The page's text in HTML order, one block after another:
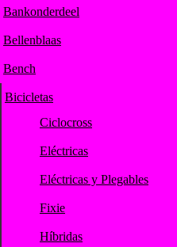
Bankonderdeel
Bellenblaas
Bench
Bicicletas
Ciclocross
Eléctricas
Eléctricas y Plegables
Fixie
Híbridas